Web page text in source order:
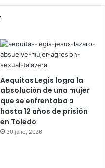
Aequitas Legis logra la
absolución de una mujer
que se enfrentaba a
hasta 12 años de prisión
en Toledo
30 julio, 2026